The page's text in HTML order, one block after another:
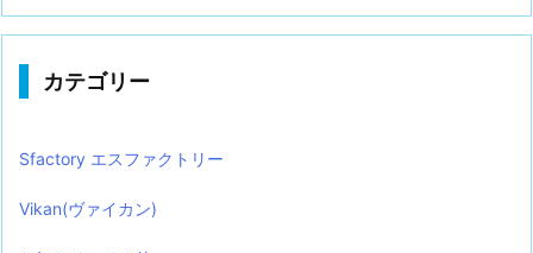
カテゴリー
Sfactory エスファクトリー
Vikan(ヴァイカン)